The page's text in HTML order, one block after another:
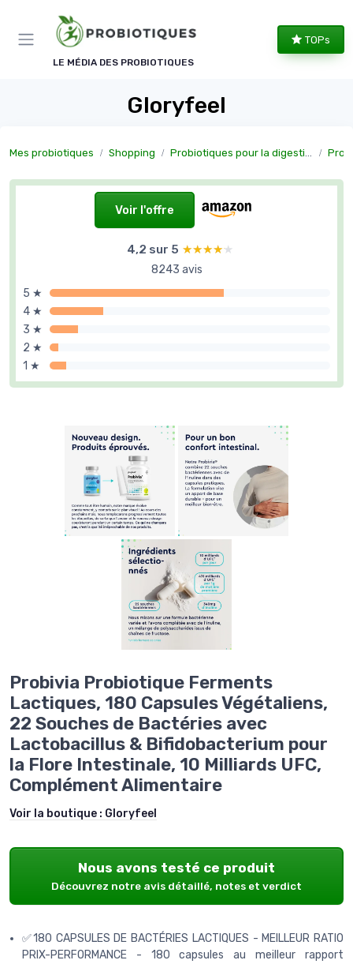
LE MÉDIA DES PROBIOTIQUES
TOPs
Gloryfeel
Mes probiotiques Shopping Probiotiques pour la digestion
Voir l'offre
4,2 sur 5 ★★★★★
★★★★★
8243 avis
5 ★
4 ★
3 ★
2 ★
1 ★
Probivia Probiotique Ferments
Lactiques, 180 Capsules Végétaliens,
22 Souches de Bactéries avec
Lactobacillus & Bifidobacterium pour
la Flore Intestinale, 10 Milliards UFC,
Complément Alimentaire
Voir la boutique : Gloryfeel
Nous avons testé ce produit
Découvrez notre avis détaillé, notes et verdict
✅180 CAPSULES DE BACTÉRIES LACTIQUES - MEILLEUR RATIO
PRIX-PERFORMANCE - 180 capsules au meilleur rapport